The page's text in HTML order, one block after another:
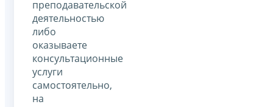
преподавательской
деятельностью
либо
оказываете
консультационные
услуги
самостоятельно,
на